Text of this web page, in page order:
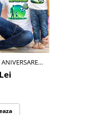
HAIOS PENTRU
TEMATIC FOTBAL